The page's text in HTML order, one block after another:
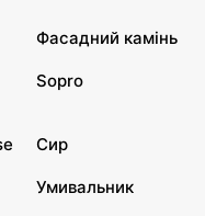
Фасадний камінь
Sopro
Сир
Умивальник